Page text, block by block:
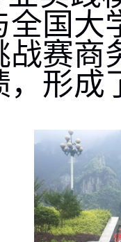
全国大
战赛商
，形成